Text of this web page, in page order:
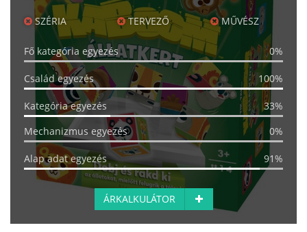
SZÉRIA TERVEZŐ MŰVÉSZ
Fő kategória egyezés 0%
Család egyezés 100%
Kategória egyezés
33%
Mechanizmus egyezés
0%
Alap adat egyezés 91%
ÁRKALKULÁTOR